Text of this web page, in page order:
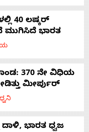
40 ಲಷ್ಕರ್
ಮುಗಿಸಿದೆ ಭಾರತ
370 ನೇ ವಿಧಿಯ
ಮೀರ್ಪುರ್
ದಾಳಿ, ಭಾರತ ಧ್ವಜ